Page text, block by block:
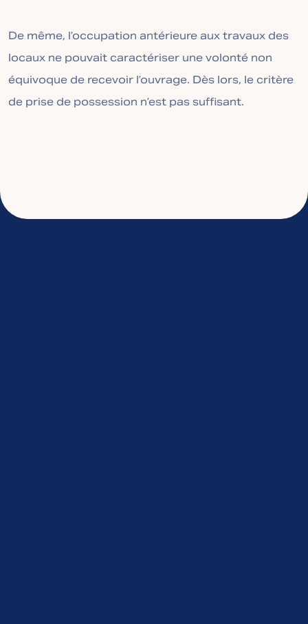
De même, l’occupation antérieure aux travaux des
locaux ne pouvait caractériser une volonté non
équivoque de recevoir l’ouvrage. Dès lors, le critère
de prise de possession n’est pas suffisant.